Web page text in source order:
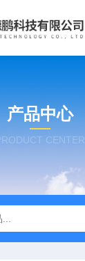
产品中心
CENTER